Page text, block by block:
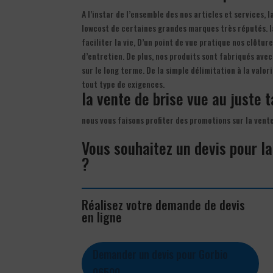
A l’instar de l’ensemble des nos articles et
lowcost de certaines grandes marques très réputés.
faciliter la vie, D’un point de vue pratique nos
d’entretien. De plus, nos produits sont fabriqués
sur le long terme. De la simple délimitation à la
tout type de exigences.
la vente de brise vue au juste
nous vous faisons profiter des promotions sur la
Vous souhaitez un devis pour
?
Réalisez votre demande de devis
en ligne